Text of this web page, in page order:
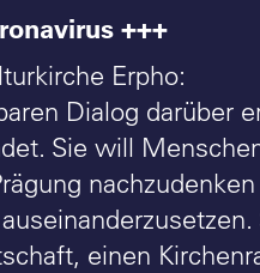
+++
Erpho:
Dialog darüber
Sie will
einen